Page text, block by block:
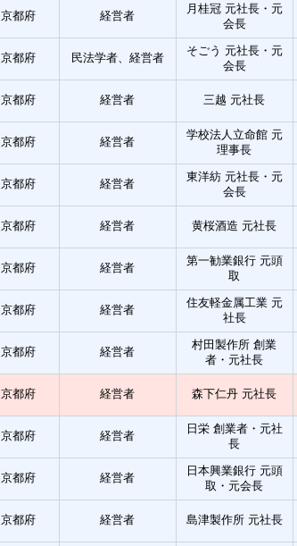
京都府 経営者
月桂冠 元社長・元
会長
京都府 民法学者、経営者
そごう 元社長・元
会長
京都府 経営者 三越 元社長
京都府 経営者
学校法人立命館 元
理事長
京都府 経営者
東洋紡 元社長・元
会長
京都府 経営者 黄桜酒造 元社長
京都府 経営者
第一勧業銀行 元頭
取
京都府 経営者
住友軽金属工業 元
社長
京都府 経営者
村田製作所 創業
者・元社長
京都府 経営者 森下仁丹 元社長
京都府 経営者
日栄 創業者・元社
長
京都府 経営者
日本興業銀行 元頭
取・元会長
京都府 経営者 島津製作所 元社長